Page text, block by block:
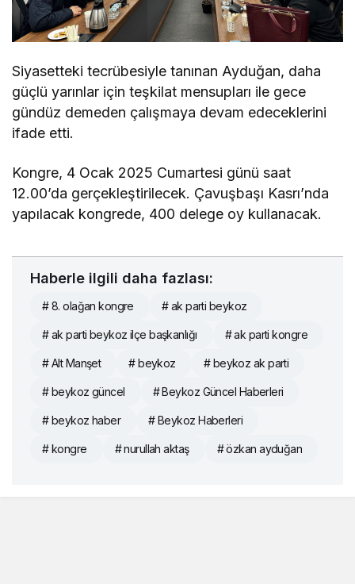
Siyasetteki tecrübesiyle tanınan Ayduğan, daha
güçlü yarınlar için teşkilat mensupları ile gece
gündüz demeden çalışmaya devam edeceklerini
ifade etti.
Kongre, 4 Ocak 2025 Cumartesi günü saat
12.00’da gerçekleştirilecek. Çavuşbaşı Kasrı’nda
yapılacak kongrede, 400 delege oy kullanacak.
Haberle ilgili daha fazlası:
# 8. olağan kongre # ak parti beykoz
# ak parti beykoz ilçe başkanlığı # ak parti kongre
# Alt Manşet # beykoz # beykoz ak parti
# beykoz güncel # Beykoz Güncel Haberleri
# beykoz haber # Beykoz Haberleri
# kongre # nurullah aktaş # özkan ayduğan